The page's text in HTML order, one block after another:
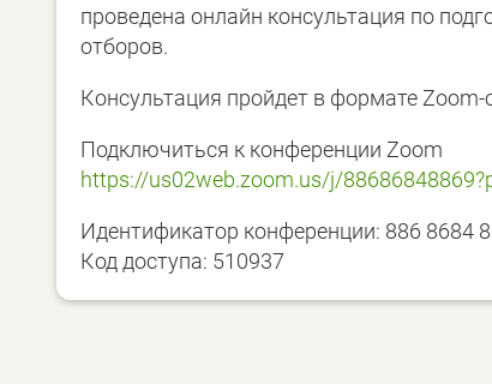
проведена онлайн консультация по
отборов.
Консультация пройдет в формате Zoom-
Подключиться к конференции Zoom
https://us02web.zoom.us/j/
Идентификатор конференции: 886 8684
Код доступа: 510937